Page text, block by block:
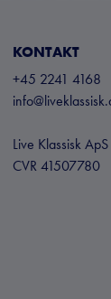
KONTAKT
+45 2241 4168
Live Klassisk ApS
CVR 41507780